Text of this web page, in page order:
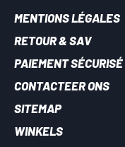
MENTIONS LÉGALES
RETOUR & SAV
PAIEMENT SÉCURISÉ
CONTACTEER ONS
SITEMAP
WINKELS